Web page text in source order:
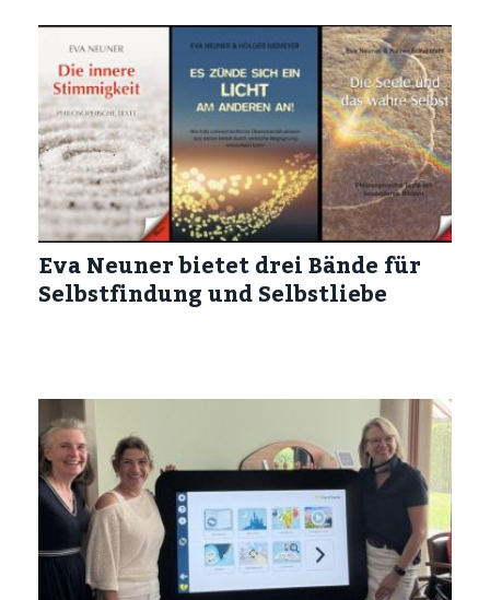
Eva Neuner bietet drei Bände für
Selbstfindung und Selbstliebe